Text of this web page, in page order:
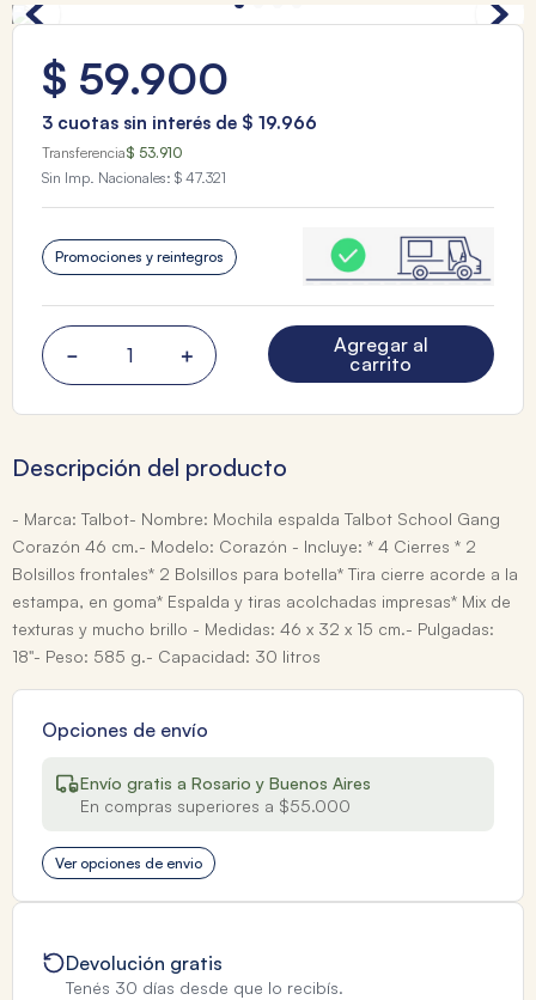
$ 59.900
3 cuotas sin interés de $ 19.966
Transferencia$ 53.910
Sin Imp. Nacionales: $ 47.321
Promociones y reintegros
＋
－
Agregar al
carrito
Descripción del producto
- Marca: Talbot- Nombre: Mochila espalda Talbot School Gang
Corazón 46 cm.- Modelo: Corazón - Incluye: * 4 Cierres * 2
Bolsillos frontales* 2 Bolsillos para botella* Tira cierre acorde a la
estampa, en goma* Espalda y tiras acolchadas impresas* Mix de
texturas y mucho brillo - Medidas: 46 x 32 x 15 cm.- Pulgadas:
18"- Peso: 585 g.- Capacidad: 30 litros
Opciones de envío
Envío gratis a Rosario y Buenos Aires
En compras superiores a $55.000
Ver opciones de envio
Devolución gratis
Tenés 30 días desde que lo recibís.